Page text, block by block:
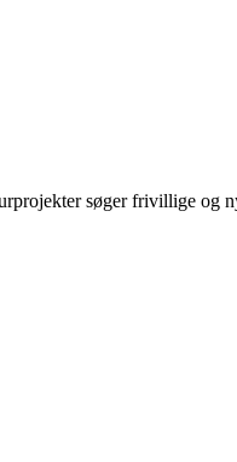
søger frivillige og